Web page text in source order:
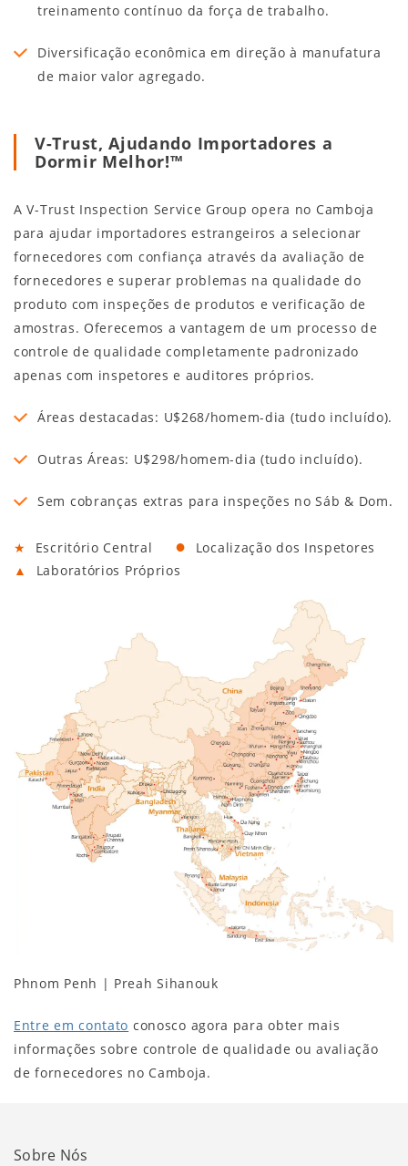
treinamento contínuo da força de trabalho.
Diversificação econômica em direção à manufatura
de maior valor agregado.
V-Trust, Ajudando Importadores a
Dormir Melhor!™
A V-Trust Inspection Service Group opera no Camboja
para ajudar importadores estrangeiros a selecionar
fornecedores com confiança através da avaliação de
fornecedores e superar problemas na qualidade do
produto com inspeções de produtos e verificação de
amostras. Oferecemos a vantagem de um processo de
controle de qualidade completamente padronizado
apenas com inspetores e auditores próprios.
Áreas destacadas: U$268/homem-dia (tudo incluído).
Outras Áreas: U$298/homem-dia (tudo incluído).
Sem cobranças extras para inspeções no Sáb & Dom.
★ Escritório Central ●
Localização dos Inspetores
▲
Laboratórios Próprios
Phnom Penh | Preah Sihanouk
Entre em contato conosco agora para obter mais
informações sobre controle de qualidade ou avaliação
de fornecedores no Camboja.
Sobre Nós